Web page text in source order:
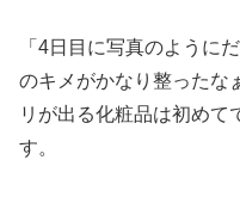
「4日目に写真のように
のキメがかなり整ったな
リが出る化粧品は初めて
す。